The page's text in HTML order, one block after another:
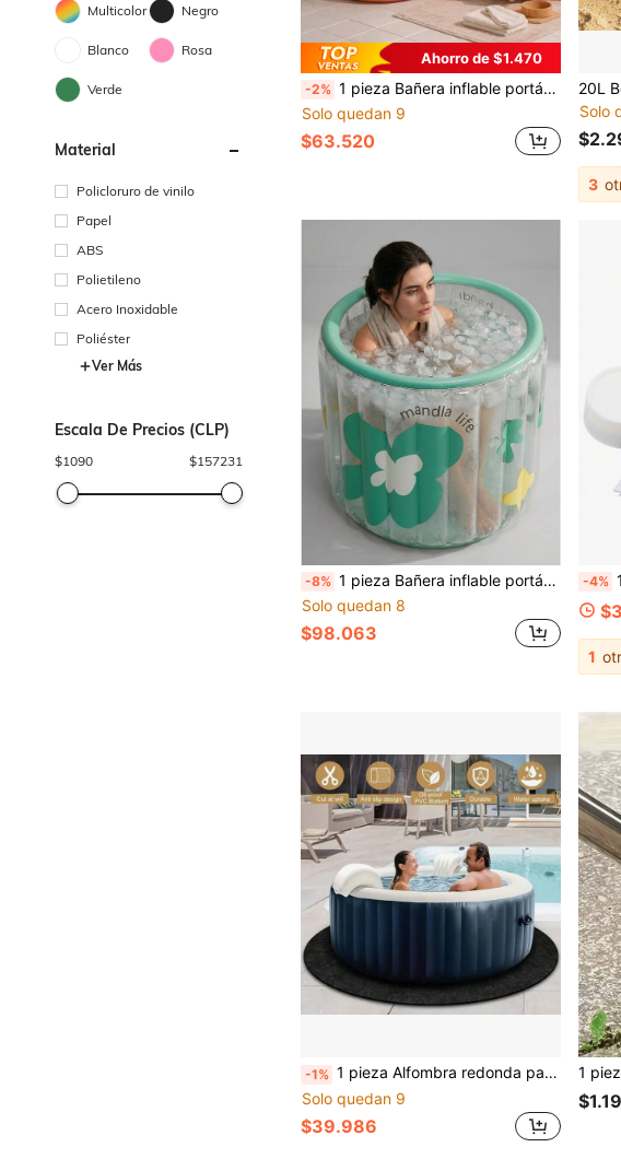
Multicolor Negro
Blanco Rosa
Verde
Material
Policloruro de vinilo
Papel
ABS
Polietileno
Acero Inoxidable
Poliéster
Ver Más
Escala De Precios (CLP)
$1090 $157231
Ahorro de $1.470
-2% 1 pieza Bañera inflable portátil para adultos con bomba de pie - Fácil de inflar y drenar, adecuada para SPA en casa, baño caliente/frío, plegable para almacenamiento - Regalo perfecto
Solo quedan 9
$63.520
Solo
3
-8% 1 pieza Bañera inflable portátil para adultos, bañera redonda plegable de 31.4 pulgadas de diámetro con bomba de pie, inflado fácil y drenaje rápido, bañera portátil que ahorra espacio, adecuada para SPA en casa, baño caliente, baño de hielo relajante, accesorio de baño, uso interior, almacenamiento fácil para viajes, regalo perfecto para vacaciones
Solo quedan 8
$98.063
-4% 1 Set de
1
-1% 1 pieza Alfombra redonda para jacuzzi - Antideslizante, fondo impermeable, reutilizable y lavable, alfombra de protección para piscina exterior, adecuada para piscina sobre el suelo, accesorios de jacuzzi, cubierta de piscina sobre el suelo
Solo quedan 9
$39.986